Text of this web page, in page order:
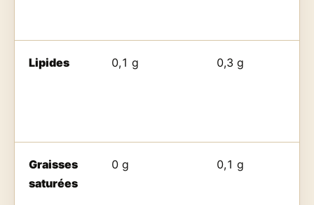
Lipides 0,1 g 0,3 g
Graisses
saturées
0 g 0,1 g